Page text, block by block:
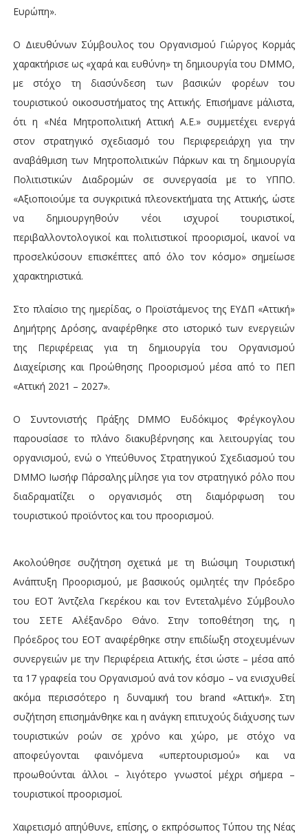
Ευρώπη».
Ο Διευθύνων Σύμβουλος του Οργανισμού Γιώργος Κορμάς
χαρακτήρισε ως «χαρά και ευθύνη» τη δημιουργία του DMMO,
με στόχο τη διασύνδεση των βασικών φορέων του
τουριστικού οικοσυστήματος της Αττικής. Επισήμανε μάλιστα,
ότι η «Νέα Μητροπολιτική Αττική Α.Ε.» συμμετέχει ενεργά
στον στρατηγικό σχεδιασμό του Περιφερειάρχη για την
αναβάθμιση των Μητροπολιτικών Πάρκων και τη δημιουργία
Πολιτιστικών Διαδρομών σε συνεργασία με το ΥΠΠΟ.
«Αξιοποιούμε τα συγκριτικά πλεονεκτήματα της Αττικής, ώστε
να δημιουργηθούν νέοι ισχυροί τουριστικοί,
περιβαλλοντολογικοί και πολιτιστικοί προορισμοί, ικανοί να
προσελκύσουν επισκέπτες από όλο τον κόσμο» σημείωσε
χαρακτηριστικά.
Στο πλαίσιο της ημερίδας, ο Προϊστάμενος της ΕΥΔΠ «Αττική»
Δημήτρης Δρόσης, αναφέρθηκε στο ιστορικό των ενεργειών
της Περιφέρειας για τη δημιουργία του Οργανισμού
Διαχείρισης και Προώθησης Προορισμού μέσα από το ΠΕΠ
«Αττική 2021 – 2027».
Ο Συντονιστής Πράξης DMMO Ευδόκιμος Φρέγκογλου
παρουσίασε το πλάνο διακυβέρνησης και λειτουργίας του
οργανισμού, ενώ ο Υπεύθυνος Στρατηγικού Σχεδιασμού του
DMMO Ιωσήφ Πάρσαλης μίλησε για τον στρατηγικό ρόλο που
διαδραματίζει ο οργανισμός στη διαμόρφωση του
τουριστικού προϊόντος και του προορισμού.
Ακολούθησε συζήτηση σχετικά με τη Βιώσιμη Τουριστική
Ανάπτυξη Προορισμού, με βασικούς ομιλητές την Πρόεδρο
του ΕΟΤ Άντζελα Γκερέκου και τον Εντεταλμένο Σύμβουλο
του ΣΕΤΕ Αλέξανδρο Θάνο. Στην τοποθέτηση της, η
Πρόεδρος του ΕΟΤ αναφέρθηκε στην επιδίωξη στοχευμένων
συνεργειών με την Περιφέρεια Αττικής, έτσι ώστε – μέσα από
τα 17 γραφεία του Οργανισμού ανά τον κόσμο – να ενισχυθεί
ακόμα περισσότερο η δυναμική του brand «Αττική». Στη
συζήτηση επισημάνθηκε και η ανάγκη επιτυχούς διάχυσης των
τουριστικών ροών σε χρόνο και χώρο, με στόχο να
αποφεύγονται φαινόμενα «υπερτουρισμού» και να
προωθούνται άλλοι – λιγότερο γνωστοί μέχρι σήμερα –
τουριστικοί προορισμοί.
Χαιρετισμό απηύθυνε, επίσης, ο εκπρόσωπος Τύπου της Νέας